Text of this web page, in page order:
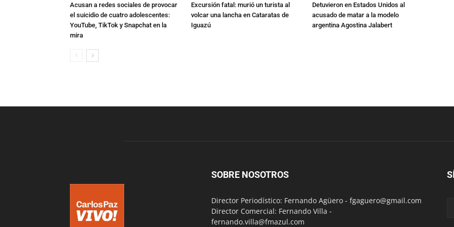
Acusan a redes sociales de provocar
el suicidio de cuatro adolescentes:
YouTube, TikTok y Snapchat en la
mira
Excursión fatal: murió un turista al
volcar una lancha en Cataratas de
Iguazú
Detuvieron en Estados Unidos al
acusado de matar a la modelo
argentina Agostina Jalabert
SOBRE NOSOTROS
Director Periodístico: Fernando Agüero - fgaguero@gmail.com
Director Comercial: Fernando Villa -
fernando.villa@fmazul.com